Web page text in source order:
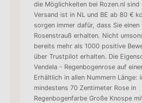
die Möglichkeiten bei Rozen.nl sind
Versand ist in NL und BE ab 80 €
sorgen immer dafür, dass Sie einen
Rosenstrauß erhalten. Nicht
bereits mehr als 1000 positive
über Trustpilot erhalten. Die
Vendela - Regenbogenrose auf
Erhältlich in allen Nummern Länge:
mindestens 70 Zentimeter Rose in
Regenbogenfarbe Große Knospe